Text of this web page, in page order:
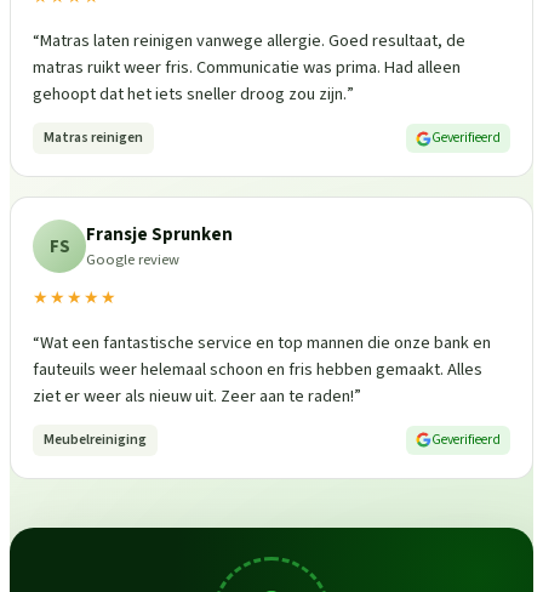
“Matras laten reinigen vanwege allergie. Goed resultaat, de
matras ruikt weer fris. Communicatie was prima. Had alleen
gehoopt dat het iets sneller droog zou zijn.”
Matras reinigen Geverifieerd
FS Fransje Sprunken
Google review
★★★★★
“Wat een fantastische service en top mannen die onze bank en
fauteuils weer helemaal schoon en fris hebben gemaakt. Alles
ziet er weer als nieuw uit. Zeer aan te raden!”
Meubelreiniging Geverifieerd